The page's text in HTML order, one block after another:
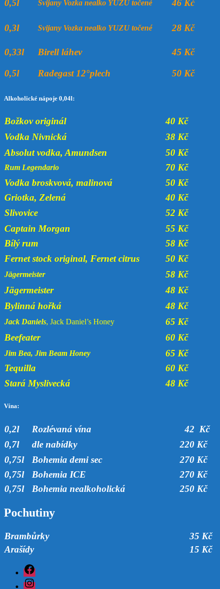
0,5l Svijany Vozka nealko YUZU točené 46 Kč
0,3l Svijany Vozka nealko YUZU točené 28 Kč
0,33l Birell láhev 45 Kč
0,5l Radegast 12°plech 50 Kč
Alkoholické nápoje 0,04l:
Božkov originál
40 Kč
Vodka Nivnická
38 Kč
Absolut vodka, Amundsen
50 Kč
Rum Legendario
70 Kč
Vodka broskvová, malinová
50 Kč
Griotka, Zelená
40 Kč
Slivovice
52 Kč
Captain Morgan
55 Kč
Bílý rum
58 Kč
Fernet stock original, Fernet citrus
50 Kč
Jägermeister
58 Kč
Jägermeister
48 Kč
Bylinná hořká
48 Kč
Jack Daniels, Jack Daniel’s Honey
65 Kč
Beefeater
60 Kč
Jim Bea, Jim Beam Honey
65 Kč
Tequilla
60 Kč
Stará Myslivecká
48 Kč
Vína:
0,2l Rozlévaná vína
42 Kč
0,7l
dle nabídky
220 Kč
0,75l
Bohemia demi sec
270 Kč
0,75l
Bohemia ICE
270 Kč
0,75l
Bohemia nealkoholická 250 Kč
Pochutiny
Brambůrky
35 Kč
Arašídy
15 Kč
Facebook
Instagram